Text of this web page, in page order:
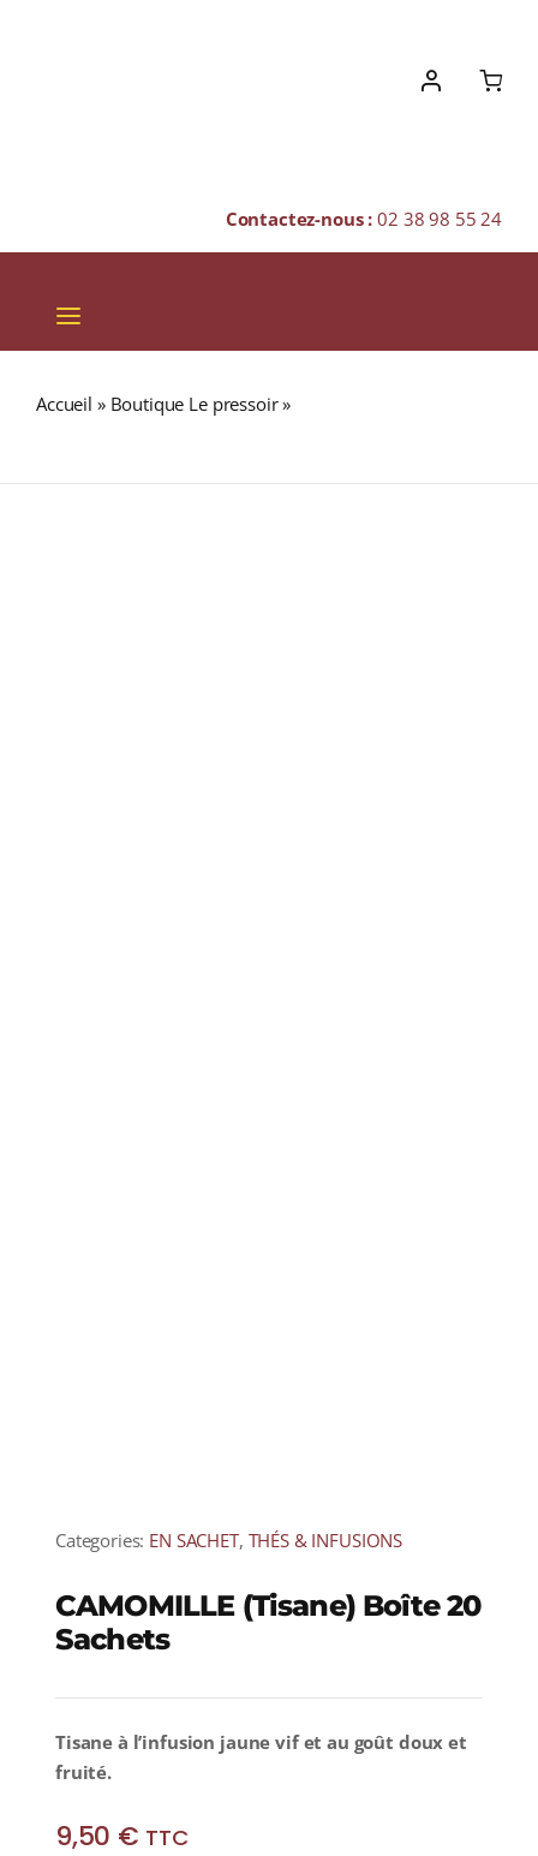
Contactez-nous :02 38 98 55 24
Toggle
Navigation
SPIRITUEUX
Accueil » Boutique Le pressoir»
Categories: EN SACHET, THÉS & INFUSIONS
CAMOMILLE (Tisane) Boîte 20
Sachets
Tisane à l’infusion jaune vifet au goût doux et
fruité.
9,50 € TTC